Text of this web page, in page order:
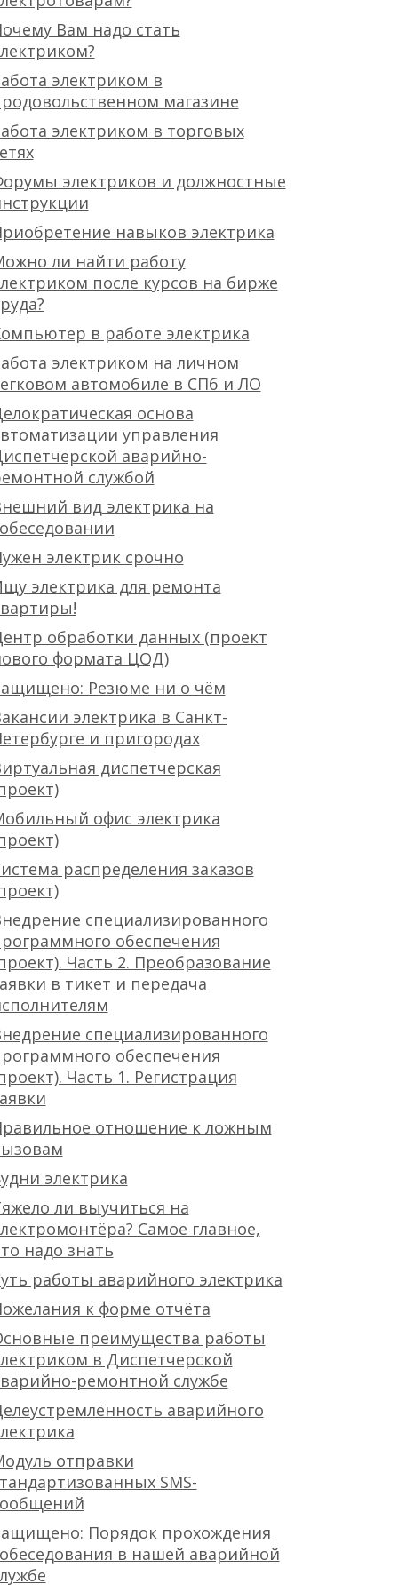
Вам надо стать
электриком в
магазине
электриком в торговых
электриков и должностные
навыков электрика
ли найти работу
после курсов на бирже
в работе электрика
электриком на личном
автомобиле в СПб и ЛО
основа
управления
аварийно-
службой
вид электрика на
электрик срочно
электрика для ремонта
обработки данных (проект
формата ЦОД)
Резюме ни о чём
электрика в Санкт-
и пригородах
диспетчерская
офис электрика
распределения заказов
специализированного
обеспечения
Часть 2. Преобразование
в тикет и передача
специализированного
обеспечения
Часть 1. Регистрация
отношение к ложным
электрика
ли выучиться на
Самое главное,
надо знать
работы аварийного электрика
к форме отчёта
преимущества работы
в Диспетчерской
ремонтной службе
аварийного
отправки
SMS-
Порядок прохождения
в нашей аварийной